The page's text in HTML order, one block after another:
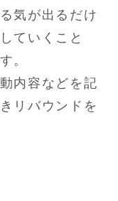
気が出るだけ
ていくこと
。
内容などを記
リバウンドを